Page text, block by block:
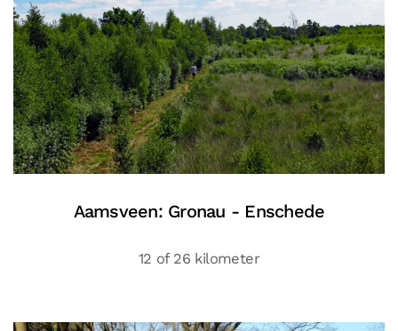
Aamsveen: Gronau - Enschede
12 of 26 kilometer